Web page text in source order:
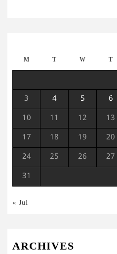
M T W T
3 4 5 6
10 11 12 13
17 18 19 20
24 25 26 27
31
« Jul
ARCHIVES